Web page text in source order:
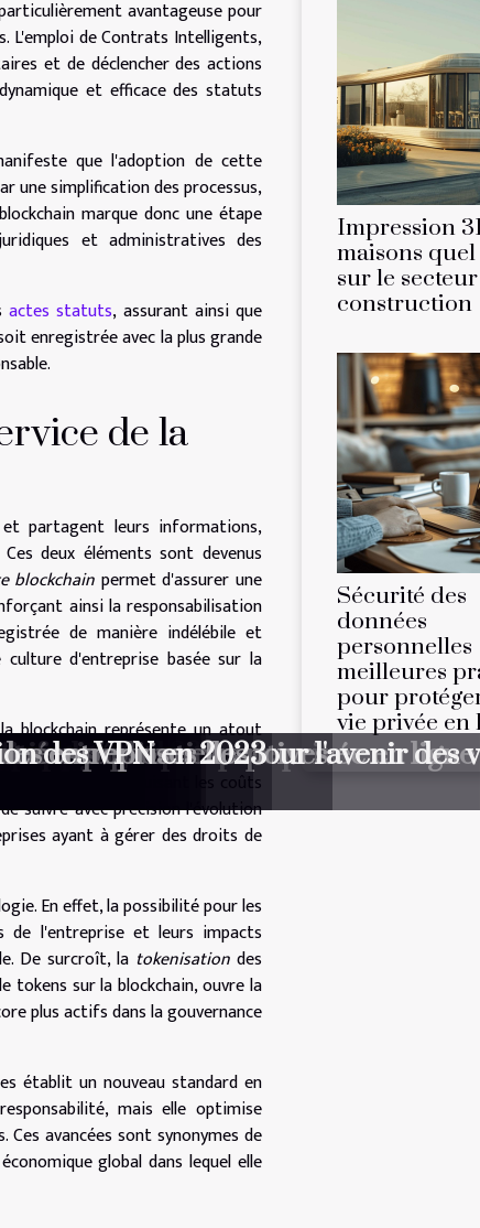
avantageuse pour
L'emploi de Contrats Intelligents,
et de déclencher des actions
et efficace des statuts
que l'adoption de cette
une simplification des processus,
marque donc une étape
et administratives des
actes statuts, assurant ainsi que
enregistrée avec la plus grande
de la
partagent leurs informations,
deux éléments sont devenus
blockchain permet d'assurer une
ainsi la responsabilisation
de manière indélébile et
d'entreprise basée sur la
blockchain représente un atout
en vigueur de manière
tout en réduisant les coûts
suivre avec précision l'évolution
ayant à gérer des droits de
En effet, la possibilité pour les
de l'entreprise et leurs impacts
De surcroît, la tokenisation des
sur la blockchain, ouvre la
plus actifs dans la gouvernance
établit un nouveau standard en
mais elle optimise
avancées sont synonymes de
global dans lequel elle
Impression
maisons
sur le
construction
Sécurité des
données
personnelles
meilleures
pour
vie privée en
d’action ?
digitale ?
responsable ?
?
construction
protéger votre vie privée en ligne
analyse et perspectives
médicaux
ses implications pour l'avenir des
courspersonnelles
entreprises
des VPN en 2023